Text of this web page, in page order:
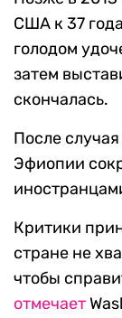
США к 37
голодом
затем
скончалась.
После
Эфиопии
Критики
стране не
чтобы
отмечает